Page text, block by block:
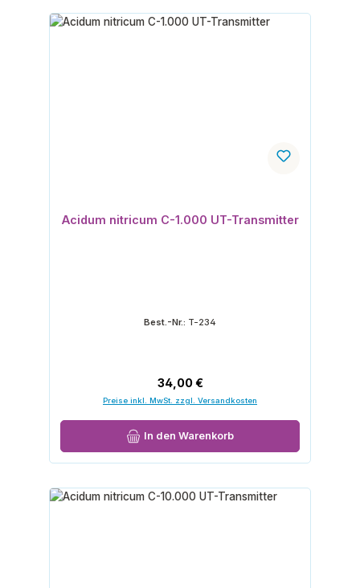
Acidum nitricum C-1.000 UT-Transmitter
Best.-Nr.: T-234
Regulärer Preis:
34,00 €
Preise inkl. MwSt. zzgl. Versandkosten
In den Warenkorb